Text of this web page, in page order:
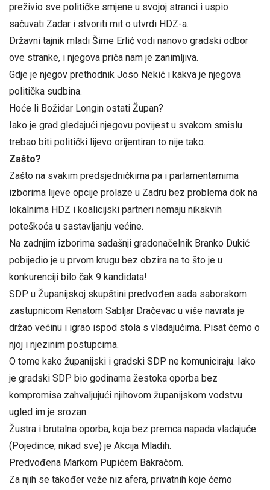
preživio sve političke smjene u svojoj stranci i uspio
sačuvati Zadar i stvoriti mit o utvrdi HDZ-a.
Državni tajnik mladi Šime Erlić vodi nanovo gradski odbor
ove stranke, i njegova priča nam je zanimljiva.
Gdje je njegov prethodnik Joso Nekić i kakva je njegova
politička sudbina.
Hoće li Božidar Longin ostati Župan?
Iako je grad gledajući njegovu povijest u svakom smislu
trebao biti politički lijevo orijentiran to nije tako.
Zašto?
Zašto na svakim predsjedničkima pa i parlamentarnima
izborima lijeve opcije prolaze u Zadru bez problema dok na
lokalnima HDZ i koalicijski partneri nemaju nikakvih
poteškoća u sastavljanju većine.
Na zadnjim izborima sadašnji gradonačelnik Branko Dukić
pobijedio je u prvom krugu bez obzira na to što je u
konkurenciji bilo čak 9 kandidata!
SDP u Županijskoj skupštini predvođen sada saborskom
zastupnicom Renatom Sabljar Dračevac u više navrata je
držao većinu i igrao ispod stola s vladajućima. Pisat ćemo o
njoj i njezinim postupcima.
O tome kako županijski i gradski SDP ne komuniciraju. Iako
je gradski SDP bio godinama žestoka oporba bez
kompromisa zahvaljujući njihovom županijskom vodstvu
ugled im je srozan.
Žustra i brutalna oporba, koja bez premca napada vladajuće.
(Pojedince, nikad sve) je Akcija Mladih.
Predvođena Markom Pupićem Bakračom.
Za njih se također veže niz afera, privatnih koje ćemo